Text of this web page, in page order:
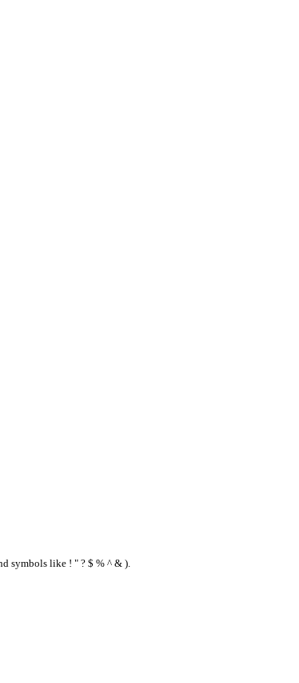
symbols like ! " ? $ % ^ & ).